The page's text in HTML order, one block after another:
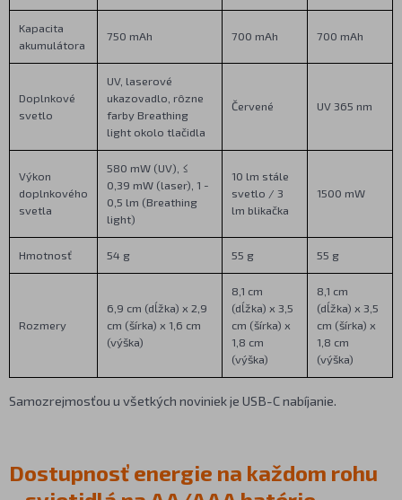
Kapacita
akumulátora
750 mAh 700 mAh 700 mAh
Doplnkové
svetlo
UV, laserové
ukazovadlo, rôzne
farby Breathing
light okolo tlačidla
Červené UV 365 nm
Výkon
doplnkového
svetla
580 mW (UV), ≤
0,39 mW (laser), 1 -
0,5 lm (Breathing
light)
10 lm stále
svetlo / 3
lm blikačka
1500 mW
Hmotnosť 54 g 55 g 55 g
Rozmery
6,9 cm (dĺžka) x 2,9
cm (šírka) x 1,6 cm
(výška)
8,1 cm
(dĺžka) x 3,5
cm (šírka) x
1,8 cm
(výška)
8,1 cm
(dĺžka) x 3,5
cm (šírka) x
1,8 cm
(výška)
Samozrejmosťou u všetkých noviniek je USB-C nabíjanie.
Dostupnosť energie na každom rohu